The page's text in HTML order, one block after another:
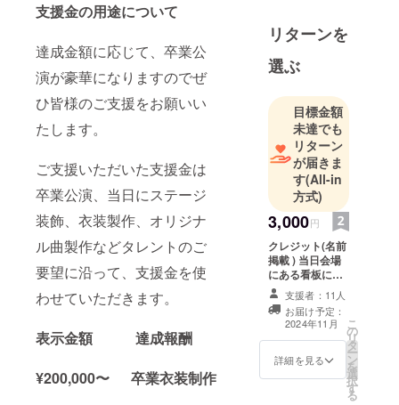
支援金の用途について
達成金額に応じて、卒業公
演が豪華になりますのでぜ
ひ皆様のご支援をお願いい
たします。
ご支援いただいた支援金は
卒業公演、当日にステージ
装飾、衣装製作、オリジナ
ル曲製作などタレントのご
要望に沿って、支援金を使
わせていただきます。
表示金額 達成報酬
¥200,000〜 卒業衣装制作
リターンを
選ぶ
目標金額
未達でも
リターン
が届きま
す(All-in
方式)
3,000円
クレジット(名前
掲載 ) 当日会場
にある看板に支
援者としてお名
前を掲載させて
いただきます。
備考欄に記載希
望のお名前
（ニックネーム
支援者：11人
お届け予定：
2024年11月
詳細を見る
こ
の
リ
タ
ー
ン
を
選
択
す
る